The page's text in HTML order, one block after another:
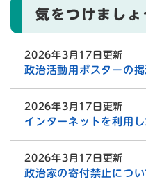
気をつけましょ
2026年3月17日更新
政治活動用ポスターの
2026年3月17日更新
インターネットを利用
2026年3月17日更新
政治家の寄付禁止につい